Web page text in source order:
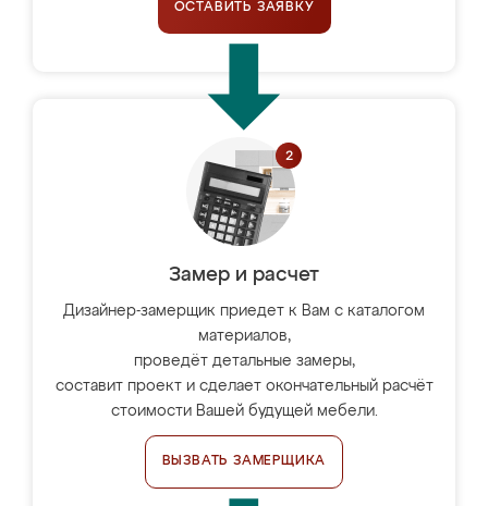
ОСТАВИТЬ ЗАЯВКУ
Замер и расчет
Дизайнер-замерщик приедет к Вам с каталогом
материалов,
проведёт детальные замеры,
составит проект и сделает окончательный расчёт
стоимости Вашей будущей мебели.
ВЫЗВАТЬ ЗАМЕРЩИКА